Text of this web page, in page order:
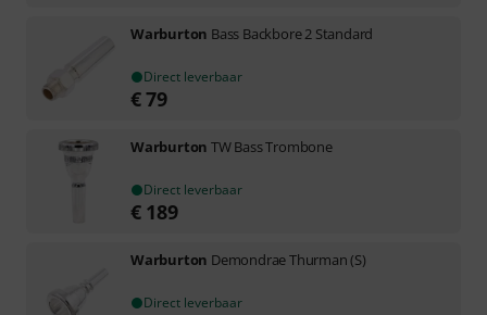
Warburton Bass Backbore 2 Standard
Direct leverbaar
€79
Warburton TW Bass Trombone
Direct leverbaar
€ 189
Warburton Demondrae Thurman (S)
Direct leverbaar